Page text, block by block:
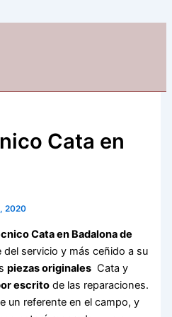
Cata en
2020
Cata en Badalona de
del servicio y más ceñido a su
piezas originales Cata y
escrito de las reparaciones.
un referente en el campo, y